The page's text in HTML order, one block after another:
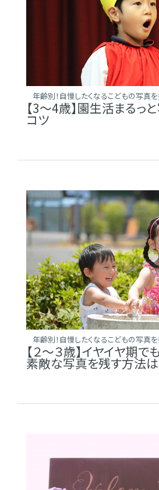
年齢別！自慢したくなるこどもの写真
【3～4歳】園生活まるっ
コツ
年齢別！自慢したくなるこどもの写真
【２～３歳】イヤイヤ期
素敵な写真を残す方法は